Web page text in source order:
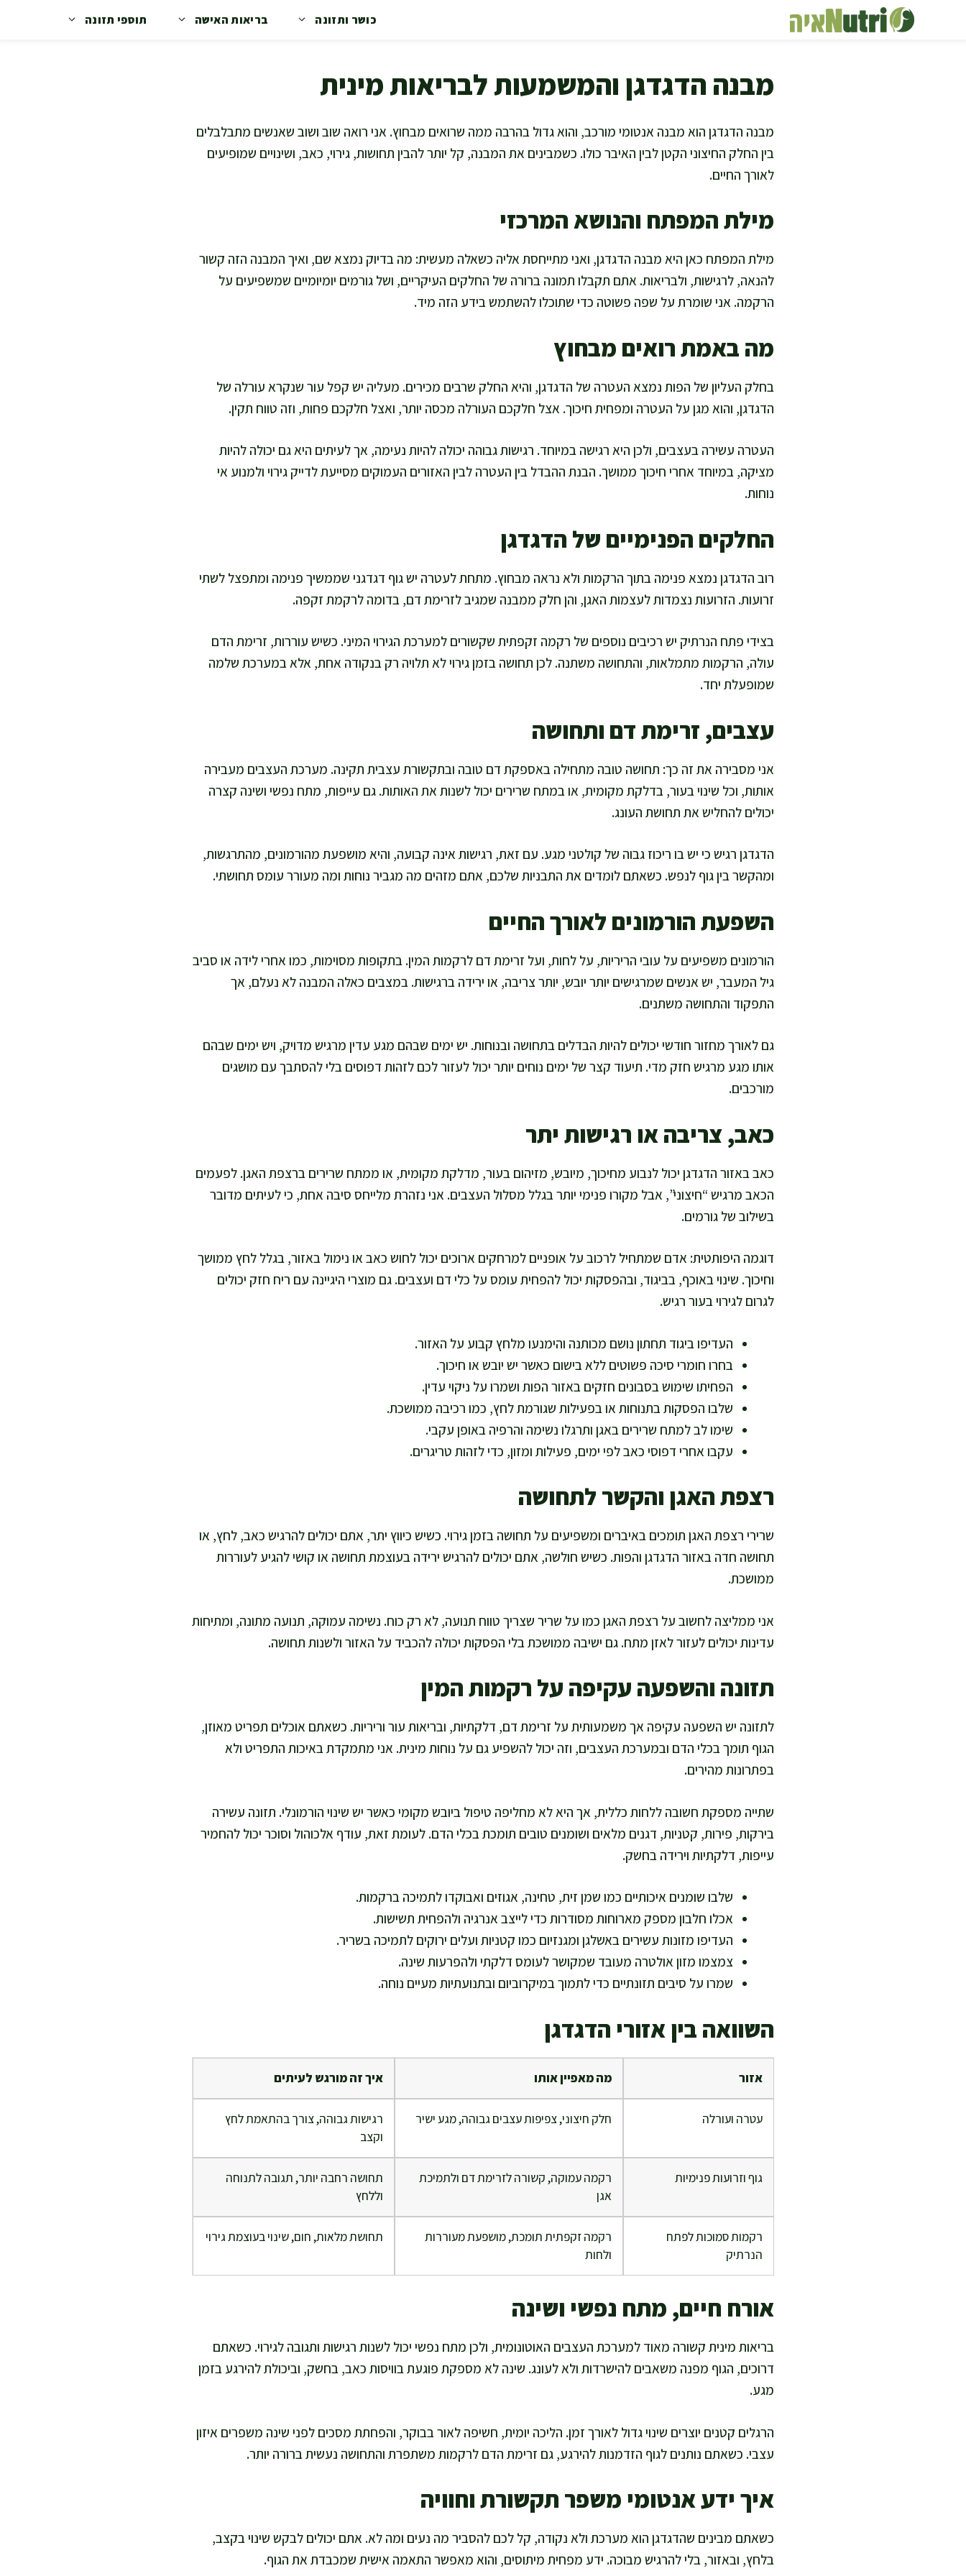
כושר ותזונה בריאות האישה תוספי תזונה
מבנה הדגדגן והמשמעות לבריאות מינית
מבנה הדגדגן הוא מבנה אנטומי מורכב, והוא גדול בהרבה ממה שרואים מבחוץ. אני רואה שוב ושוב שאנשים מתבלבלים
בין החלק החיצוני הקטן לבין האיבר כולו. כשמבינים את המבנה, קל יותר להבין תחושות, גירוי, כאב, ושינויים שמופיעים
לאורך החיים.
מילת המפתח והנושא המרכזי
מילת המפתח כאן היא מבנה הדגדגן, ואני מתייחסת אליה כשאלה מעשית: מה בדיוק נמצא שם, ואיך המבנה הזה קשור
להנאה, לרגישות, ולבריאות. אתם תקבלו תמונה ברורה של החלקים העיקריים, ושל גורמים יומיומיים שמשפיעים על
הרקמה. אני שומרת על שפה פשוטה כדי שתוכלו להשתמש בידע הזה מיד.
מה באמת רואים מבחוץ
בחלק העליון של הפות נמצא העטרה של הדגדגן, והיא החלק שרבים מכירים. מעליה יש קפל עור שנקרא עורלה של
הדגדגן, והוא מגן על העטרה ומפחית חיכוך. אצל חלקכם העורלה מכסה יותר, ואצל חלקכם פחות, וזה טווח תקין.
העטרה עשירה בעצבים, ולכן היא רגישה במיוחד. רגישות גבוהה יכולה להיות נעימה, אך לעיתים היא גם יכולה להיות
מציקה, במיוחד אחרי חיכוך ממושך. הבנת ההבדל בין העטרה לבין האזורים העמוקים מסייעת לדייק גירוי ולמנוע אי
נוחות.
החלקים הפנימיים של הדגדגן
רוב הדגדגן נמצא פנימה בתוך הרקמות ולא נראה מבחוץ. מתחת לעטרה יש גוף דגדגני שממשיך פנימה ומתפצל לשתי
זרועות. הזרועות נצמדות לעצמות האגן, והן חלק ממבנה שמגיב לזרימת דם, בדומה לרקמת זקפה.
בצידי פתח הנרתיק יש רכיבים נוספים של רקמה זקפתית שקשורים למערכת הגירוי המיני. כשיש עוררות, זרימת הדם
עולה, הרקמות מתמלאות, והתחושה משתנה. לכן תחושה בזמן גירוי לא תלויה רק בנקודה אחת, אלא במערכת שלמה
שמופעלת יחד.
עצבים, זרימת דם ותחושה
אני מסבירה את זה כך: תחושה טובה מתחילה באספקת דם טובה ובתקשורת עצבית תקינה. מערכת העצבים מעבירה
אותות, וכל שינוי בעור, בדלקת מקומית, או במתח שרירים יכול לשנות את האותות. גם עייפות, מתח נפשי ושינה קצרה
יכולים להחליש את תחושת העונג.
הדגדגן רגיש כי יש בו ריכוז גבוה של קולטני מגע. עם זאת, רגישות אינה קבועה, והיא מושפעת מהורמונים, מהתרגשות,
ומהקשר בין גוף לנפש. כשאתם לומדים את התבניות שלכם, אתם מזהים מה מגביר נוחות ומה מעורר עומס תחושתי.
השפעת הורמונים לאורך החיים
הורמונים משפיעים על עובי הריריות, על לחות, ועל זרימת דם לרקמות המין. בתקופות מסוימות, כמו אחרי לידה או סביב
גיל המעבר, יש אנשים שמרגישים יותר יובש, יותר צריבה, או ירידה ברגישות. במצבים כאלה המבנה לא נעלם, אך
התפקוד והתחושה משתנים.
גם לאורך מחזור חודשי יכולים להיות הבדלים בתחושה ובנוחות. יש ימים שבהם מגע עדין מרגיש מדויק, ויש ימים שבהם
אותו מגע מרגיש חזק מדי. תיעוד קצר של ימים נוחים יותר יכול לעזור לכם לזהות דפוסים בלי להסתבך עם מושגים
מורכבים.
כאב, צריבה או רגישות יתר
כאב באזור הדגדגן יכול לנבוע מחיכוך, מיובש, מזיהום בעור, מדלקת מקומית, או ממתח שרירים ברצפת האגן. לפעמים
הכאב מרגיש “חיצוני”, אבל מקורו פנימי יותר בגלל מסלול העצבים. אני נזהרת מלייחס סיבה אחת, כי לעיתים מדובר
בשילוב של גורמים.
דוגמה היפותטית: אדם שמתחיל לרכוב על אופניים למרחקים ארוכים יכול לחוש כאב או נימול באזור, בגלל לחץ ממושך
וחיכוך. שינוי באוכף, בביגוד, ובהפסקות יכול להפחית עומס על כלי דם ועצבים. גם מוצרי היגיינה עם ריח חזק יכולים
לגרום לגירוי בעור רגיש.
העדיפו ביגוד תחתון נושם מכותנה והימנעו מלחץ קבוע על האזור.
בחרו חומרי סיכה פשוטים ללא בישום כאשר יש יובש או חיכוך.
הפחיתו שימוש בסבונים חזקים באזור הפות ושמרו על ניקוי עדין.
שלבו הפסקות בתנוחות או בפעילות שגורמת לחץ, כמו רכיבה ממושכת.
שימו לב למתח שרירים באגן ותרגלו נשימה והרפיה באופן עקבי.
עקבו אחרי דפוסי כאב לפי ימים, פעילות ומזון, כדי לזהות טריגרים.
רצפת האגן והקשר לתחושה
שרירי רצפת האגן תומכים באיברים ומשפיעים על תחושה בזמן גירוי. כשיש כיווץ יתר, אתם יכולים להרגיש כאב, לחץ, או
תחושה חדה באזור הדגדגן והפות. כשיש חולשה, אתם יכולים להרגיש ירידה בעוצמת תחושה או קושי להגיע לעוררות
ממושכת.
אני ממליצה לחשוב על רצפת האגן כמו על שריר שצריך טווח תנועה, לא רק כוח. נשימה עמוקה, תנועה מתונה, ומתיחות
עדינות יכולים לעזור לאזן מתח. גם ישיבה ממושכת בלי הפסקות יכולה להכביד על האזור ולשנות תחושה.
תזונה והשפעה עקיפה על רקמות המין
לתזונה יש השפעה עקיפה אך משמעותית על זרימת דם, דלקתיות, ובריאות עור וריריות. כשאתם אוכלים תפריט מאוזן,
הגוף תומך בכלי הדם ובמערכת העצבים, וזה יכול להשפיע גם על נוחות מינית. אני מתמקדת באיכות התפריט ולא
בפתרונות מהירים.
שתייה מספקת חשובה ללחות כללית, אך היא לא מחליפה טיפול ביובש מקומי כאשר יש שינוי הורמונלי. תזונה עשירה
בירקות, פירות, קטניות, דגנים מלאים ושומנים טובים תומכת בכלי הדם. לעומת זאת, עודף אלכוהול וסוכר יכול להחמיר
עייפות, דלקתיות וירידה בחשק.
שלבו שומנים איכותיים כמו שמן זית, טחינה, אגוזים ואבוקדו לתמיכה ברקמות.
אכלו חלבון מספק מארוחות מסודרות כדי לייצב אנרגיה ולהפחית תשישות.
העדיפו מזונות עשירים באשלגן ומגנזיום כמו קטניות ועלים ירוקים לתמיכה בשריר.
צמצמו מזון אולטרה מעובד שמקושר לעומס דלקתי ולהפרעות שינה.
שמרו על סיבים תזונתיים כדי לתמוך במיקרוביום ובתנועתיות מעיים נוחה.
השוואה בין אזורי הדגדגן
אזור מה מאפיין אותו איך זה מורגש לעיתים
עטרה ועורלה חלק חיצוני, צפיפות עצבים גבוהה, מגע ישיר
רגישות גבוהה, צורך בהתאמת לחץ
וקצב
גוף וזרועות פנימיות
רקמה עמוקה, קשורה לזרימת דם ולתמיכת
אגן
תחושה רחבה יותר, תגובה לתנוחה
וללחץ
רקמות סמוכות לפתח
הנרתיק
רקמה זקפתית תומכת, מושפעת מעוררות
ולחות
תחושת מלאות, חום, שינוי בעוצמת גירוי
אורח חיים, מתח נפשי ושינה
בריאות מינית קשורה מאוד למערכת העצבים האוטונומית, ולכן מתח נפשי יכול לשנות רגישות ותגובה לגירוי. כשאתם
דרוכים, הגוף מפנה משאבים להישרדות ולא לעונג. שינה לא מספקת פוגעת בוויסות כאב, בחשק, וביכולת להירגע בזמן
מגע.
הרגלים קטנים יוצרים שינוי גדול לאורך זמן. הליכה יומית, חשיפה לאור בבוקר, והפחתת מסכים לפני שינה משפרים איזון
עצבי. כשאתם נותנים לגוף הזדמנות להירגע, גם זרימת הדם לרקמות משתפרת והתחושה נעשית ברורה יותר.
איך ידע אנטומי משפר תקשורת וחוויה
כשאתם מבינים שהדגדגן הוא מערכת ולא נקודה, קל לכם להסביר מה נעים ומה לא. אתם יכולים לבקש שינוי בקצב,
בלחץ, ובאזור, בלי להרגיש מבוכה. ידע מפחית מיתוסים, והוא מאפשר התאמה אישית שמכבדת את הגוף.